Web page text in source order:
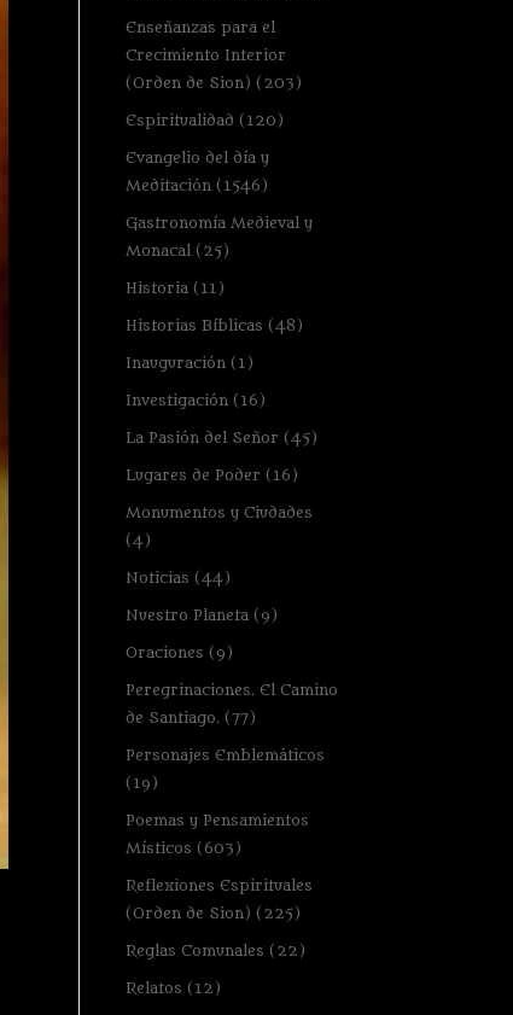
Enseñanzas para el
Crecimiento Interior
(Orden de Sion) (203)
Espiritualidad (120)
Evangelio del día y
Meditación (1546)
Gastronomía Medieval y
Monacal (25)
Historia (11)
Historias Bíblicas (48)
Inauguración (1)
Investigación (16)
La Pasión del Señor (45)
Lugares de Poder (16)
Monumentos y Ciudades
(4)
Noticias (44)
Nuestro Planeta (9)
Oraciones (9)
Peregrinaciones. El Camino
de Santiago. (77)
Personajes Emblemáticos
(19)
Poemas y Pensamientos
Místicos (603)
Reflexiones Espirituales
(Orden de Sion) (225)
Reglas Comunales (22)
Relatos (12)